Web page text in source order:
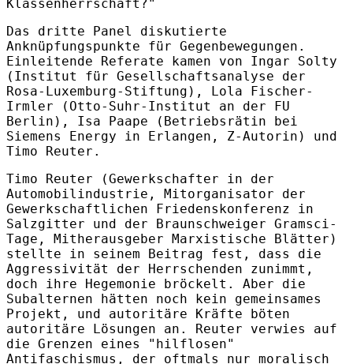
Klassenherrschaft?"
Das dritte Panel diskutierte
Anknüpfungspunkte für Gegenbewegungen.
Einleitende Referate kamen von Ingar Solty
(Institut für Gesellschaftsanalyse der
Rosa-Luxemburg-Stiftung), Lola Fischer-
Irmler (Otto-Suhr-Institut an der FU
Berlin), Isa Paape (Betriebsrätin bei
Siemens Energy in Erlangen, Z-Autorin) und
Timo Reuter.
Timo Reuter (Gewerkschafter in der
Automobilindustrie, Mitorganisator der
Gewerkschaftlichen Friedenskonferenz in
Salzgitter und der Braunschweiger Gramsci-
Tage, Mitherausgeber Marxistische Blätter)
stellte in seinem Beitrag fest, dass die
Aggressivität der Herrschenden zunimmt,
doch ihre Hegemonie bröckelt. Aber die
Subalternen hätten noch kein gemeinsames
Projekt, und autoritäre Kräfte böten
autoritäre Lösungen an. Reuter verwies auf
die Grenzen eines "hilflosen"
Antifaschismus, der oftmals nur moralisch